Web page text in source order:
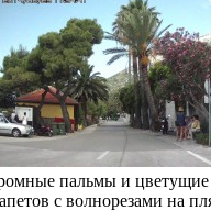
пальмы и цветущие
с волнорезами на